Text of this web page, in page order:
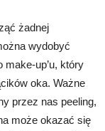
żadnej
wydobyć
make-up’u, który
oka. Ważne
przez nas peeling,
może okazać się